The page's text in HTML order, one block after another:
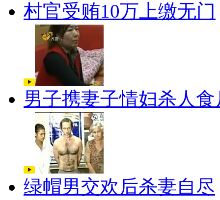
村官受贿10万上缴无门
男子携妻子情妇杀人食
绿帽男交欢后杀妻自尽